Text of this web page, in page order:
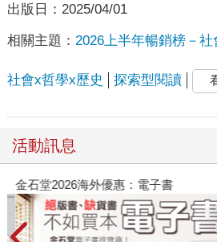
出版日： 2025/04/01
相關主題： 2026上半年暢銷榜－
社會x哲學x歷史 探索型閱讀
活動訊息
金石堂2026海外優惠：電子書